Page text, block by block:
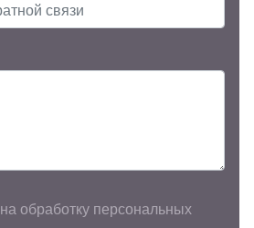
на обработку персональных